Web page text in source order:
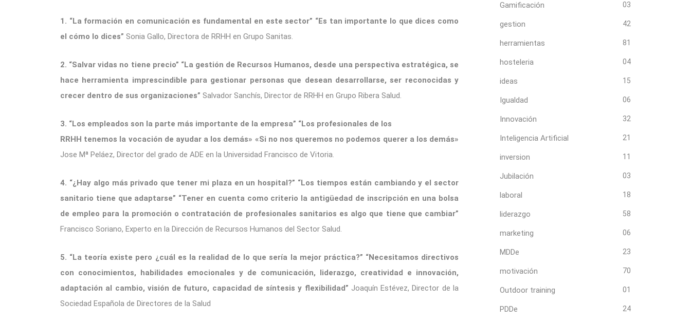
1. “La formación en comunicación es fundamental en este sector” “Es tan importante lo que dices como
el cómo lo dices” Sonia Gallo, Directora de RRHH en Grupo Sanitas.
2. “Salvar vidas no tiene precio” “La gestión de Recursos Humanos, desde una perspectiva estratégica, se
hace herramienta imprescindible para gestionar personas que desean desarrollarse, ser reconocidas y
crecer dentro de sus organizaciones” Salvador Sanchís, Director de RRHH en Grupo Ribera Salud.
3. “Los empleados son la parte más importante de la empresa” “Los profesionales de los
RRHH tenemos la vocación de ayudar a los demás» «Si no nos queremos no podemos querer a los demás»
Jose Mª Peláez, Director del grado de ADE en la Universidad Francisco de Vitoria.
4. “¿Hay algo más privado que tener mi plaza en un hospital?” “Los tiempos están cambiando y el sector
sanitario tiene que adaptarse” “Tener en cuenta como criterio la antigüedad de inscripción en una bolsa
de empleo para la promoción o contratación de profesionales sanitarios es algo que tiene que cambiar”
Francisco Soriano, Experto en la Dirección de Recursos Humanos del Sector Salud.
5. “La teoría existe pero ¿cuál es la realidad de lo que sería la mejor práctica?” “Necesitamos directivos
con conocimientos, habilidades emocionales y de comunicación, liderazgo, creatividad e innovación,
adaptación al cambio, visión de futuro, capacidad de síntesis y flexibilidad” Joaquín Estévez, Director de la
Sociedad Española de Directores de la Salud
Gamificación 03
gestion 42
herramientas 81
hosteleria 04
ideas 15
Igualdad 06
Innovación 32
Inteligencia Artificial 21
inversion 11
Jubilación 03
laboral 18
liderazgo 58
marketing 06
MDDe 23
motivación 70
Outdoor training 01
PDDe 24